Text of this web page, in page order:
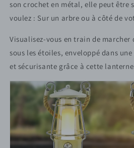
son crochet en métal, elle peut être
voulez : Sur un arbre ou à côté de
Visualisez-vous en train de marcher
sous les étoiles, enveloppé dans
et sécurisante grâce à cette